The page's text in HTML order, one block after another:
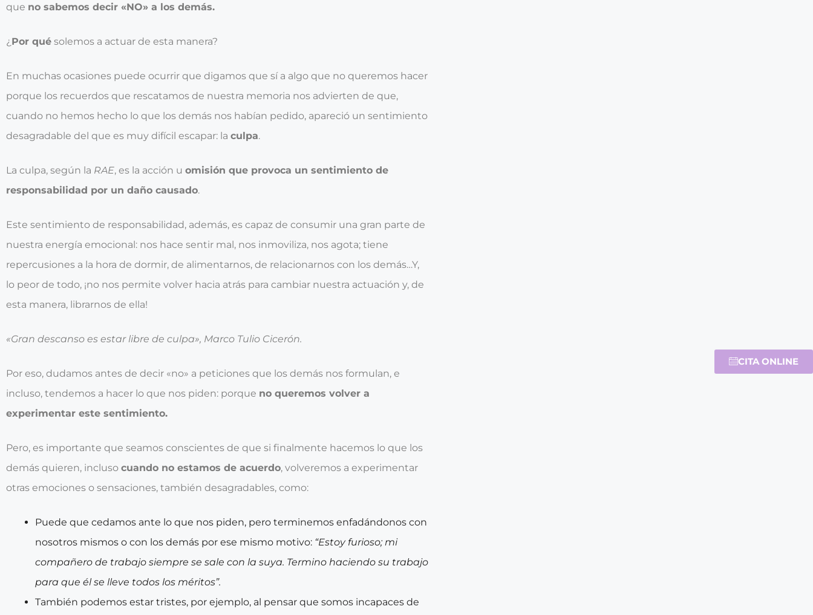
CITA ONLINE
que no sabemos decir «NO» a los demás.
¿ Por qué solemos a actuar de esta manera?
En muchas ocasiones puede ocurrir que digamos que sí a algo que no queremos hacer
porque los recuerdos que rescatamos de nuestra memoria nos advierten de que,
cuando no hemos hecho lo que los demás nos habían pedido, apareció un sentimiento
desagradable del que es muy difícil escapar: la culpa.
La culpa, según la RAE, es la acción u omisión que provoca un sentimiento de
responsabilidad por un daño causado.
Este sentimiento de responsabilidad, además, es capaz de consumir una gran parte de
nuestra energía emocional: nos hace sentir mal, nos inmoviliza, nos agota; tiene
repercusiones a la hora de dormir, de alimentarnos, de relacionarnos con los demás…Y,
lo peor de todo, ¡no nos permite volver hacia atrás para cambiar nuestra actuación y, de
esta manera, librarnos de ella!
«Gran descanso es estar libre de culpa», Marco Tulio Cicerón.
Por eso, dudamos antes de decir «no» a peticiones que los demás nos formulan, e
incluso, tendemos a hacer lo que nos piden: porque no queremos volver a
experimentar este sentimiento.
Pero, es importante que seamos conscientes de que si finalmente hacemos lo que los
demás quieren, incluso cuando no estamos de acuerdo, volveremos a experimentar
otras emociones o sensaciones, también desagradables, como:
Puede que cedamos ante lo que nos piden, pero terminemos enfadándonos con
nosotros mismos o con los demás por ese mismo motivo: “Estoy furioso; mi
compañero de trabajo siempre se sale con la suya. Termino haciendo su trabajo
para que él se lleve todos los méritos”.
También podemos estar tristes, por ejemplo, al pensar que somos incapaces de